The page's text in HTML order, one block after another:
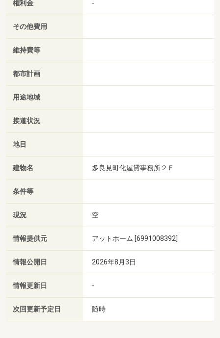
権利金 -
その他費用
維持費等
都市計画
用途地域
接道状況
地目
建物名 多良見町化屋貸事務所２Ｆ
条件等
現況 空
情報提供元 アットホーム [6991008392]
情報公開日 2026年8月3日
情報更新日 -
次回更新予定日 随時